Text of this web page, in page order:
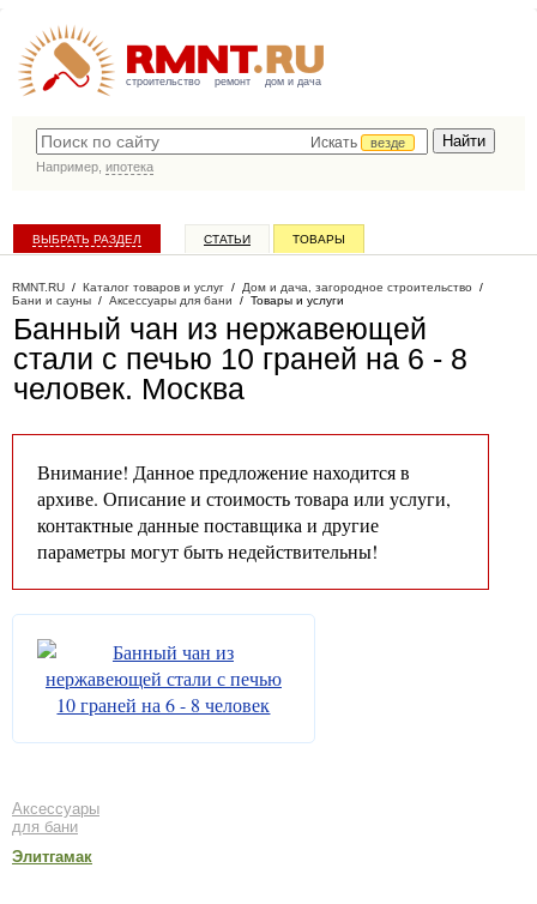
строительство ремонт дом и дача
Искать
везде
Например, ипотека
ВЫБРАТЬ РАЗДЕЛ СТАТЬИ ТОВАРЫ
RMNT.RU / Каталог товаров и услуг / Дом и дача, загородное строительство /
Бани и сауны / Аксессуары для бани / Товары и услуги
Банный чан из нержавеющей
стали с печью 10 граней на 6 - 8
человек. Москва
Внимание! Данное предложение находится в
архиве. Описание и стоимость товара или услуги,
контактные данные поставщика и другие
параметры могут быть недействительны!
Аксессуары
для бани
Элитгамак